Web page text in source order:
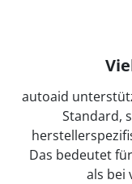
autoaid
Standard,
Das bedeutet
als bei